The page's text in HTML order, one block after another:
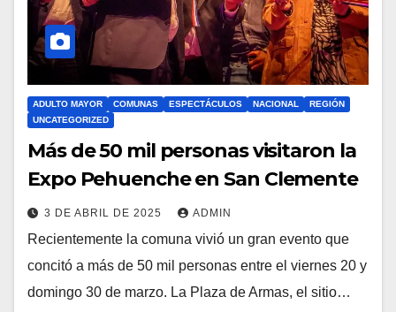
ADULTO MAYOR COMUNAS ESPECTÁCULOS NACIONAL
REGIÓN
UNCATEGORIZED
Más de 50 mil personas visitaron la
Expo Pehuenche en San Clemente
3 DE ABRIL DE 2025 ADMIN
Recientemente la comuna vivió un gran evento que
concitó a más de 50 mil personas entre el viernes 20 y
domingo 30 de marzo. La Plaza de Armas, el sitio…